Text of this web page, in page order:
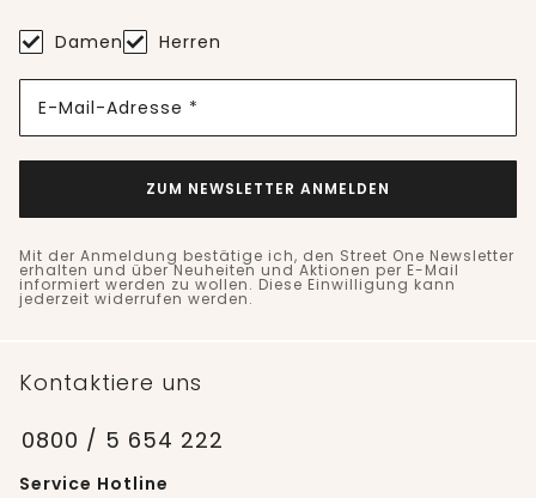
Damen Herren
E-Mail-Adresse *
ZUM NEWSLETTER ANMELDEN
Mit der Anmeldung bestätige ich, den Street One Newsletter
erhalten und über Neuheiten und Aktionen per E-Mail
informiert werden zu wollen. Diese Einwilligung kann
jederzeit widerrufen werden.
Kontaktiere uns
0800 / 5 654 222
Service Hotline